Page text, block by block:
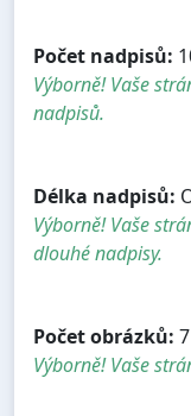
Počet nadpisů:
Výborně! Vaše
nadpisů.
Délka nadpisů:
Výborně! Vaše
dlouhé nadpisy.
Počet obrázků: 7
Výborně! Vaše